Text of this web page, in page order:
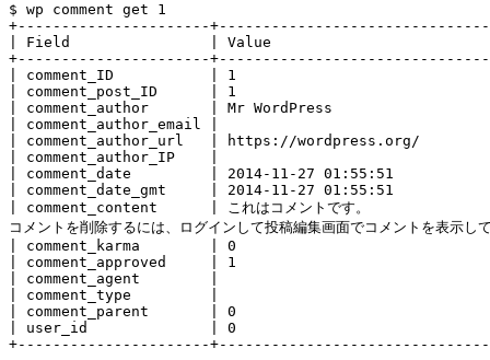
$ wp comment get 1
+----------------------
| Field                | Value
+----------------------
| comment_ID           | 1
| comment_post_ID      | 1
| comment_author       | Mr WordPress
| comment_author_email |
| comment_author_url   | https://
| comment_author_IP    |
| comment_date         | 2014-11-27
| comment_date_gmt     | 2014-11-27
| comment_content      | これはコメントです。
コメントを削除するには、ログインして投稿編集画面でコメントを表示
| comment_karma        | 0
| comment_approved     | 1
| comment_agent        |
| comment_type         |
| comment_parent       | 0
| user_id              | 0